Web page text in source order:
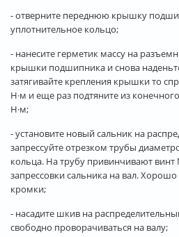
- отверните переднюю крышку
уплотнительное кольцо;
- нанесите герметик массу на
крышки подшипника и снова
затягивайте крепления крышки то
Н·м и еще раз подтяните из
Н·м;
- установите новый сальник на
запрессуйте отрезком трубы
кольца. На трубу привинчивают
запрессовки сальника на вал.
кромки;
- насадите шкив на
свободно проворачиваться на валу;